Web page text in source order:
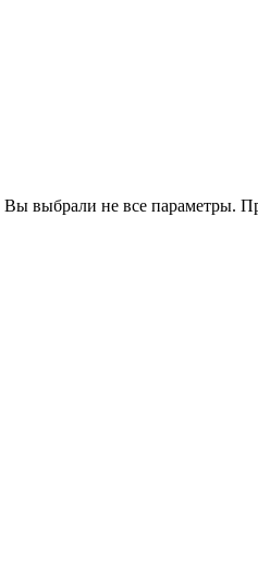
Вы выбрали не все параметры.